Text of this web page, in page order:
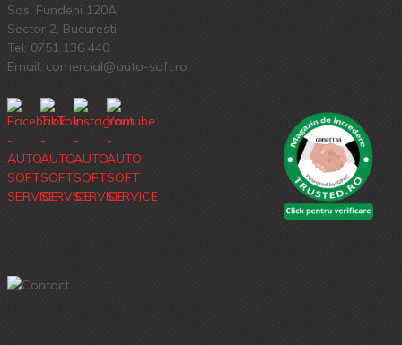
Sos. Fundeni 120A
Sector 2, Bucuresti
Tel: 0751 136 440
Email: comercial@auto-soft.ro